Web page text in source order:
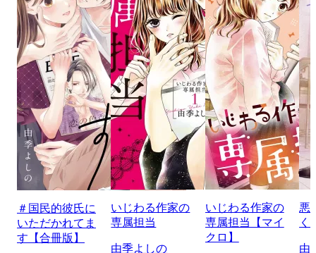
＃国民的彼氏に
いただかれてま
す【合冊版】
いじわる作家の
専属担当
由季よしの
いじわる作家の
専属担当【マイ
クロ】
悪
く
由